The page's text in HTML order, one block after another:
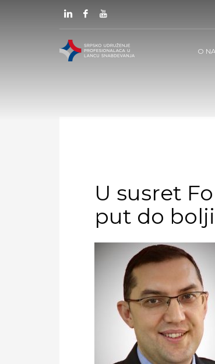
O
U susret
put do